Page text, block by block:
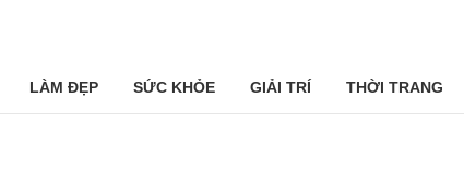
LÀM ĐẸP SỨC KHỎE GIẢI TRÍ THỜI TRANG